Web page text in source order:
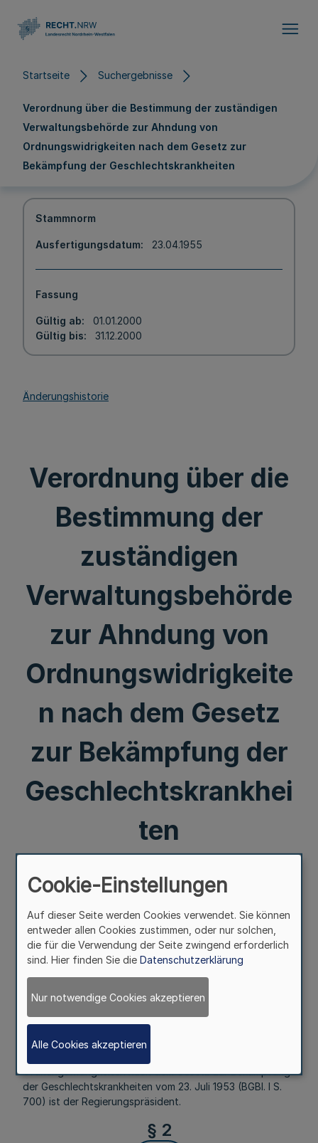
Startseite Suchergebnisse
Verordnung über die Bestimmung der zuständigen
Verwaltungsbehörde zur Ahndung von
Ordnungswidrigkeiten nach dem Gesetz zur
Bekämpfung der Geschlechtskrankheiten
Stammnorm
Ausfertigungsdatum 23.04.1955
Fassung
Gültig ab
01.01.2000
Gültig bis
31.12.2000
Änderungshistorie
Verordnung über die
Bestimmung der
zuständigen
Verwaltungsbehörde
zur Ahndung von
Ordnungswidrigkeite
n nach dem Gesetz
zur Bekämpfung der
Geschlechtskrankhei
ten
Vom 23. April 1955
Auf Grund des § 73 des Gesetzes über
Ordnungswidrigkeiten vom 25. März 1952 (BGBl. I S. 177)
wird verordnet:
§ 1
Mehr
Ordnungswidrigkeiten nach dem Gesetz zur Bekämpfung
der Geschlechtskrankheiten vom 23. Juli 1953 (BGBl. I S.
700) ist der Regierungspräsident.
§ 2
Cookie-Einstellungen
Auf dieser Seite werden Cookies verwendet. Sie können
entweder allen Cookies zustimmen, oder nur solchen,
die für die Verwendung der Seite zwingend erforderlich
sind. Hier finden Sie die Datenschutzerklärung
Nur notwendige Cookies akzeptieren
Alle Cookies akzeptieren